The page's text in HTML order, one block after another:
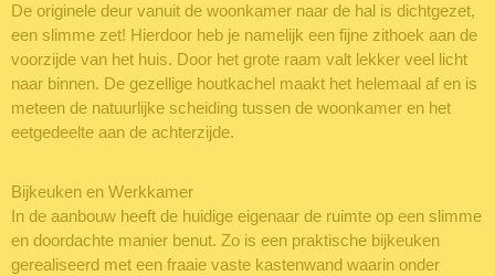
De originele deur vanuit de woonkamer naar de hal is dichtgezet,
een slimme zet! Hierdoor heb je namelijk een fijne zithoek aan de
voorzijde van het huis. Door het grote raam valt lekker veel licht
naar binnen. De gezellige houtkachel maakt het helemaal af en is
meteen de natuurlijke scheiding tussen de woonkamer en het
eetgedeelte aan de achterzijde.
Bijkeuken en Werkkamer
In de aanbouw heeft de huidige eigenaar de ruimte op een slimme
en doordachte manier benut. Zo is een praktische bijkeuken
gerealiseerd met een fraaie vaste kastenwand waarin onder